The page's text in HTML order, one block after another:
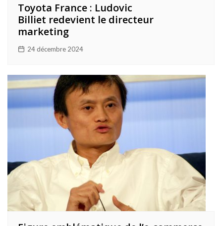
Toyota France : Ludovic
Billiet redevient le directeur
marketing
24 décembre 2024